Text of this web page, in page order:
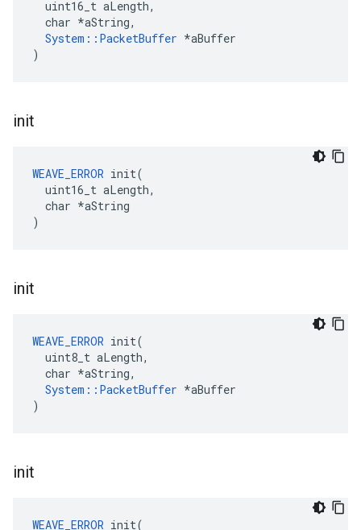
  uint16_t aLength,
  char *aString,
System::PacketBuffer *aBuffer
)
init
WEAVE_ERROR init(
  uint16_t aLength,
  char *aString
)
init
WEAVE_ERROR init(
  uint8_t aLength,
  char *aString,
System::PacketBuffer *aBuffer
)
init
WEAVE_ERROR init(